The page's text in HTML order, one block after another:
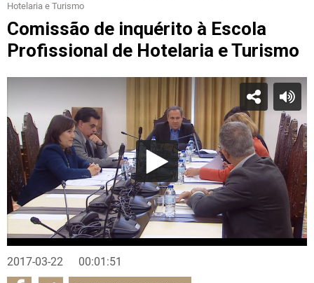
Hotelaria e Turismo
Comissão de inquérito à Escola
Profissional de Hotelaria e Turismo
2017-03-22 00:01:51